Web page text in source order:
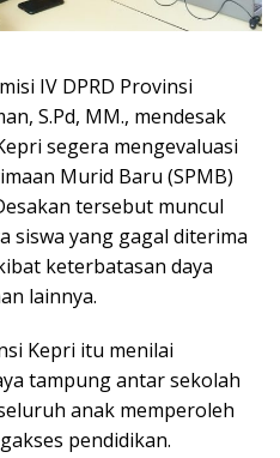
IV DPRD Provinsi
S.Pd, MM., mendesak
segera mengevaluasi
Murid Baru (SPMB)
tersebut muncul
siswa yang gagal diterima
keterbatasan daya
lainnya.
Kepri itu menilai
tampung antar sekolah
anak memperoleh
pendidikan.